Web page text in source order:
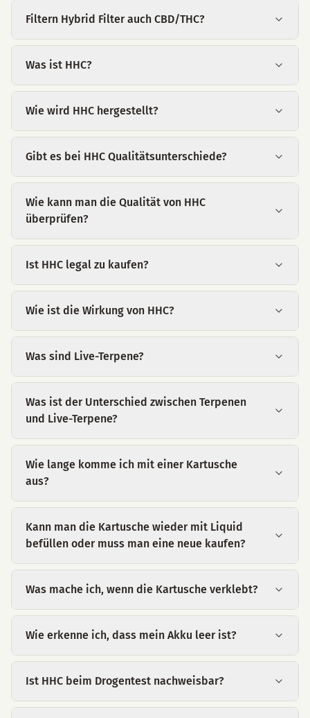
Filtern Hybrid Filter auch CBD/THC?
Was ist HHC?
Wie wird HHC hergestellt?
Gibt es bei HHC Qualitätsunterschiede?
Wie kann man die Qualität von HHC
überprüfen?
Ist HHC legal zu kaufen?
Wie ist die Wirkung von HHC?
Was sind Live-Terpene?
Was ist der Unterschied zwischen Terpenen
und Live-Terpene?
Wie lange komme ich mit einer Kartusche
aus?
Kann man die Kartusche wieder mit Liquid
befüllen oder muss man eine neue kaufen?
Was mache ich, wenn die Kartusche verklebt?
Wie erkenne ich, dass mein Akku leer ist?
Ist HHC beim Drogentest nachweisbar?